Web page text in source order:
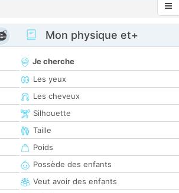
Mon physique et+
Je cherche
Les yeux
Les cheveux
Silhouette
Taille
Poids
Possède des enfants
Veut avoir des enfants